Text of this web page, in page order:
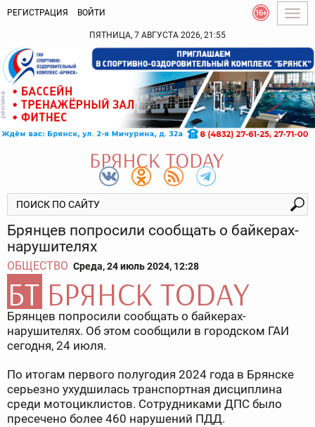
РЕГИСТРАЦИЯ ВОЙТИ
ПЯТНИЦА, 7 АВГУСТА 2026, 21:55
Брянцев попросили сообщать о байкерах-
нарушителях
ОБЩЕСТВО Среда, 24 июль 2024, 12:28
Брянцев попросили сообщать о байкерах-
нарушителях. Об этом сообщили в городском ГАИ
сегодня, 24 июля.
По итогам первого полугодия 2024 года в Брянске
серьезно ухудшилась транспортная дисциплина
среди мотоциклистов. Сотрудниками ДПС было
пресечено более 460 нарушений ПДД.